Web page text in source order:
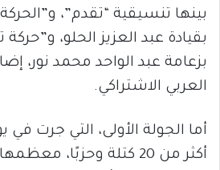
بينها تنسيقية “تقدم”،
بقيادة عبد العزيز الحلو،
بزعامة عبد الواحد محمد نور،
العربي الاشتراكي.
أما الجولة الأولى، التي جرت
أكثر من 20 كتلة وحزبًا،